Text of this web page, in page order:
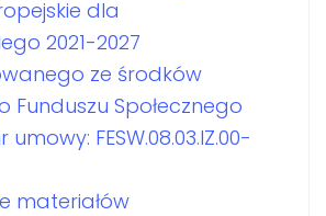
dla
2021-2027
ze środków
Funduszu Społecznego
umowy: FESW.08.03.IZ.00-
materiałów